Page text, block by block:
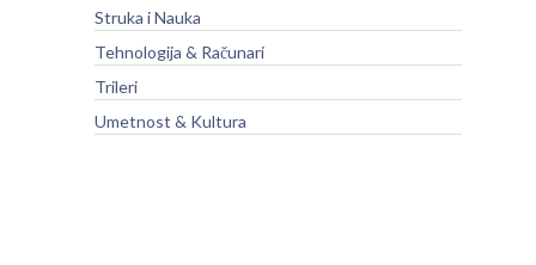
Struka i Nauka
Tehnologija & Računari
Trileri
Umetnost & Kultura